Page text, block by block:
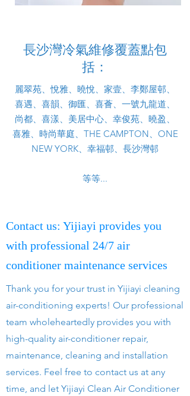
長沙灣冷氣維修覆蓋點包
括：
麗翠苑、悅雅、曉悅、家壹、李鄭屋邨、
喜遇、喜韻、御匯、喜薈、一號九龍道、
尚都、喜漾、美居中心、幸俊苑、曉盈、
喜雅、時尚華庭、THE CAMPTON、ONE
NEW YORK、幸福邨、長沙灣邨
等等...
Contact us: Yijiayi provides you
with professional 24/7 air
conditioner maintenance services
Thank you for your trust in Yijiayi cleaning
air-conditioning experts! Our professional
team wholeheartedly provides you with
high-quality air-conditioner repair,
maintenance, cleaning and installation
services. Feel free to contact us at any
time, and let Yijiayi Clean Air Conditioner